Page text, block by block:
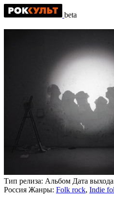
beta
Тип релиза: Альбом Дата
Россия Жанры: Folk rock, Indie